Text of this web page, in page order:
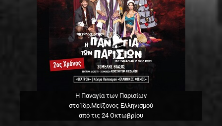
Η Παναγία των Παρισίων
στο Ίδρ.Μείζονος Ελληνισμού
από τις 24 Οκτωβρίου